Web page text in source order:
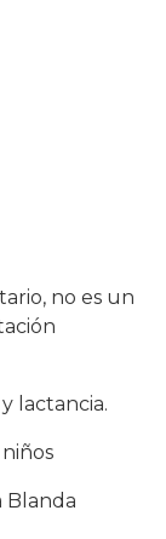
no es un
lactancia.
Blanda